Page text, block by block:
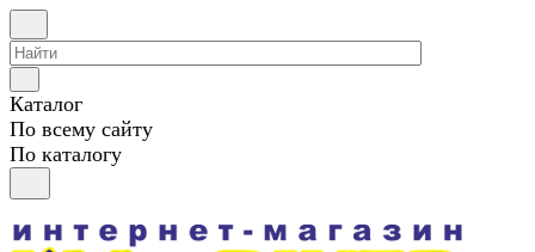
Каталог
По всему сайту
По каталогу